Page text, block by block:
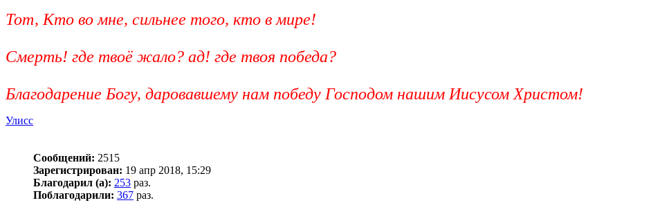
Тот, Кто во мне, сильнее того, кто в мире!
Смерть! где твоё жало? ад! где твоя победа?
Благодарение Богу, даровавшему нам победу Господом нашим Иисусом Христом!
Улисс
Сообщений: 2515
Зарегистрирован: 19 апр 2018, 15:29
Благодарил (а): 253 раз.
Поблагодарили: 367 раз.